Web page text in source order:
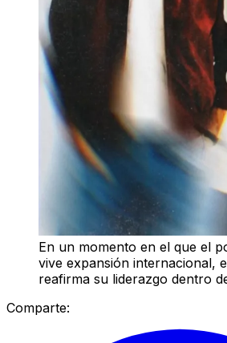
En un momento en el que el
vive expansión internacional,
reafirma su liderazgo dentro
Comparte: